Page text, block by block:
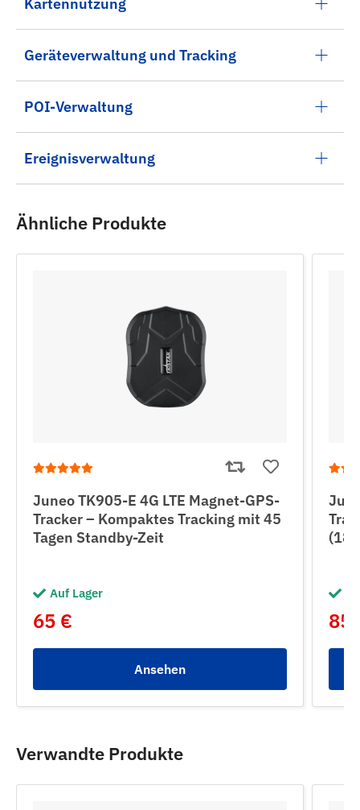
Geräteverwaltung und Tracking
POI-Verwaltung
Ereignisverwaltung
Ähnliche Produkte
Juneo TK905-E 4G LTE Magnet-GPS-
Tracker – Kompaktes Tracking mit 45
Tagen Standby-Zeit
Auf Lager
65 €
Ansehen
85
Verwandte Produkte